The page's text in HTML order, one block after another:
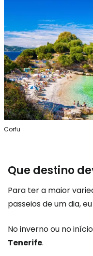
Corfu
Que destino
Para ter a maior
passeios de um dia,
No inverno ou no
Tenerife.